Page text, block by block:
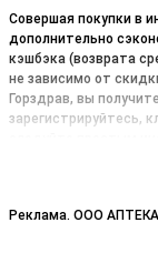
Совершая покупки в
дополнительно
кэшбэка (возврата
не зависимо от
Горздрав, вы
зарегистрируйтесь,
Реклама. ООО